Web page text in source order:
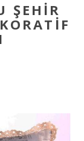
ŞEHİR